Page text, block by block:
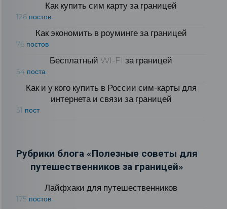
Как купить сим карту за границей
126 постов
Как экономить в роуминге за границей
76 постов
Бесплатный WI-FI за границей
54 поста
Как и у кого купить в России сим-карты для
интернета и связи за границей
51 пост
Рубрики блога «Полезные советы для
путешественников за границей»
Лайфхаки для путешественников
175 постов